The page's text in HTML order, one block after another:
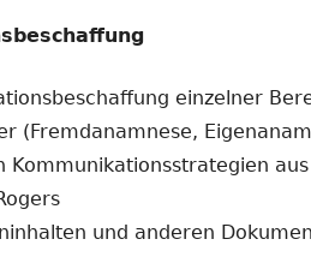
einzelner
(Fremdanamnese,
Kommunikationsstrategien
und anderen